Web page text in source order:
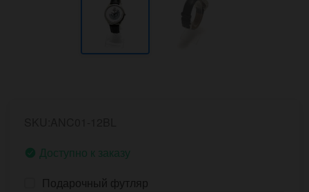
Доступно к заказу
Подарочный футляр